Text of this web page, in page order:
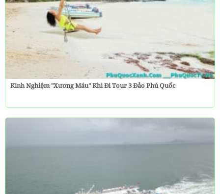
Kinh Nghiệm "Xương Máu" Khi Đi Tour 3 Đảo Phú Quốc